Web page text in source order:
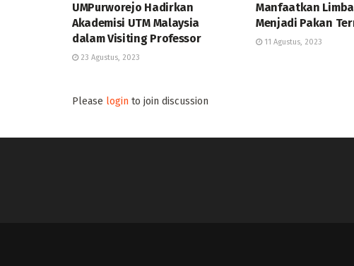
UMPurworejo Hadirkan
Akademisi UTM Malaysia
dalam Visiting Professor
23 Agustus, 2023
Manfaatkan
Menjadi Pakan
11 Agustus, 2023
Please login to join discussion